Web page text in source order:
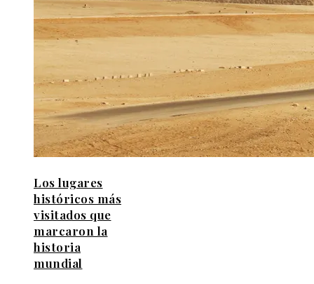
Los lugares
históricos más
visitados que
marcaron la
historia
mundial